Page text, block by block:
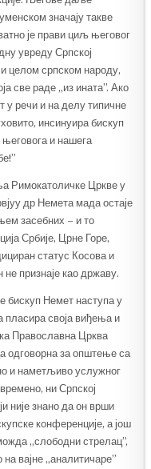
значају такве
је прави циљ његовог
увреду Српској
целом српском народу,
све раде „из ината”. Ако
у речи и на делу типичне
инсинуира бискуп
и нашега
Римокатоличке Цркве у
др Немета мада остаје
засебних – и то
Србије, Црне Горе,
статус Косова и
не признаје као државу.
бискуп Немет наступа у
пласира своја виђења и
Православна Црква
одговорна за општење са
и наметљиво услужног
ни Српској
није знано да он врши
конференције, а још
„слободни стрелац”,
вајне „аналитичаре”